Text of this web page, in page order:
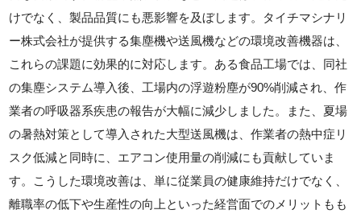
けでなく、製品品質にも悪影響を及ぼします。タイチマシナリ
ー株式会社が提供する集塵機や送風機などの環境改善機器は、
これらの課題に効果的に対応します。ある食品工場では、同社
の集塵システム導入後、工場内の浮遊粉塵が90%削減され、作
業者の呼吸器系疾患の報告が大幅に減少しました。また、夏場
の暑熱対策として導入された大型送風機は、作業者の熱中症リ
スク低減と同時に、エアコン使用量の削減にも貢献していま
す。こうした環境改善は、単に従業員の健康維持だけでなく、
離職率の低下や生産性の向上といった経営面でのメリットもも